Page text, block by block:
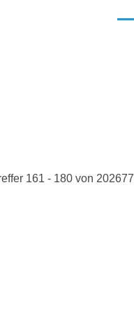
161 - 180 von 202677